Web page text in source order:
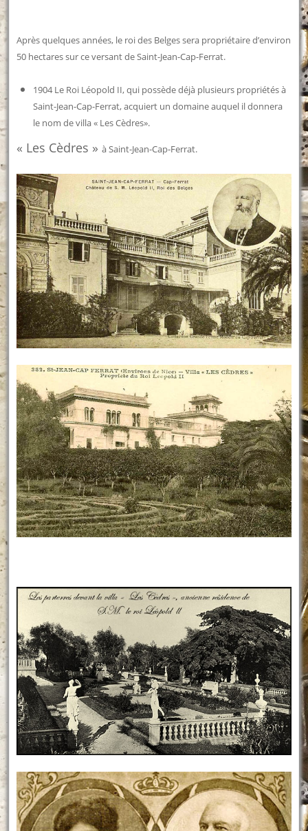
Après quelques années, le roi des Belges sera propriétaire d’environ
50 hectares sur ce versant de Saint-Jean-Cap-Ferrat.
1904 Le Roi Léopold II, qui possède déjà plusieurs propriétés à
Saint-Jean-Cap-Ferrat, acquiert un domaine auquel il donnera
le nom de villa « Les Cèdres».
« Les Cèdres »à Saint-Jean-Cap-Ferrat.